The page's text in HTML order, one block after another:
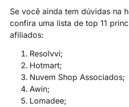
Se você ainda tem dúvidas na
confira uma lista de top 11
afiliados:
Resolvvi;
Hotmart;
Nuvem Shop Associados;
Awin;
Lomadee;